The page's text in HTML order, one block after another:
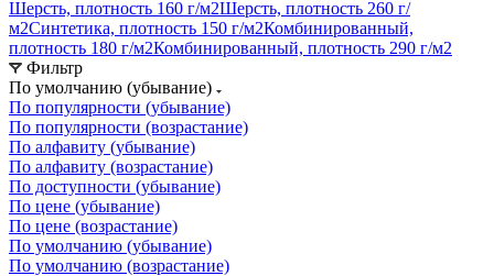
Шерсть, плотность 160 г/м2Шерсть, плотность 260 г/
м2Синтетика, плотность 150 г/м2Комбинированный,
плотность 180 г/м2Комбинированный, плотность 290 г/м2
Фильтр
По умолчанию (убывание)
По популярности (убывание)
По популярности (возрастание)
По алфавиту (убывание)
По алфавиту (возрастание)
По доступности (убывание)
По цене (убывание)
По цене (возрастание)
По умолчанию (убывание)
По умолчанию (возрастание)